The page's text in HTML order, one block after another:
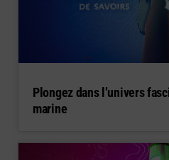
Plongez dans l’univers
marine